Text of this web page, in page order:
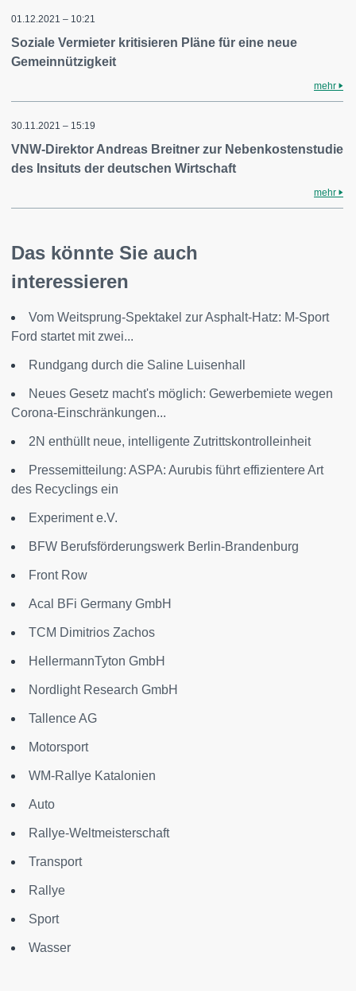
01.12.2021 – 10:21
Soziale Vermieter kritisieren Pläne für eine neue
Gemeinnützigkeit
mehr
30.11.2021 – 15:19
VNW-Direktor Andreas Breitner zur Nebenkostenstudie
des Insituts der deutschen Wirtschaft
mehr
Das könnte Sie auch
interessieren
Vom Weitsprung-Spektakel zur Asphalt-Hatz: M-Sport
Ford startet mit zwei...
Rundgang durch die Saline Luisenhall
Neues Gesetz macht's möglich: Gewerbemiete wegen
Corona-Einschränkungen...
2N enthüllt neue, intelligente Zutrittskontrolleinheit
Pressemitteilung: ASPA: Aurubis führt effizientere Art
des Recyclings ein
Experiment e.V.
BFW Berufsförderungswerk Berlin-Brandenburg
Front Row
Acal BFi Germany GmbH
TCM Dimitrios Zachos
HellermannTyton GmbH
Nordlight Research GmbH
Tallence AG
Motorsport
WM-Rallye Katalonien
Auto
Rallye-Weltmeisterschaft
Transport
Rallye
Sport
Wasser